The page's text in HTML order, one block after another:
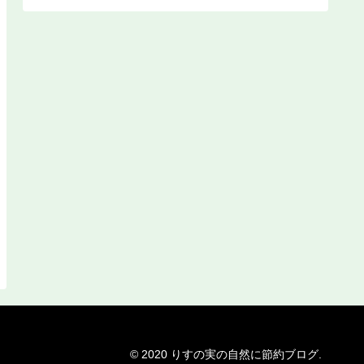
© 2020 りすの実の自然に節約ブログ.